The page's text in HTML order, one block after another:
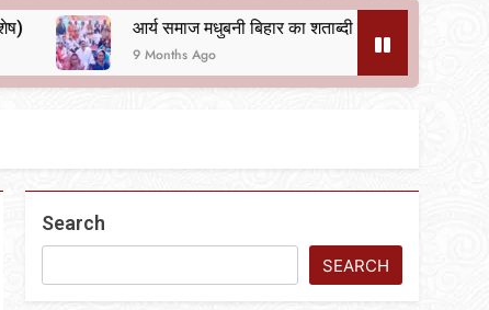
आर्य समाज मधुबनी बिहार का शताब्दी समारोह
9 Months Ago
Search
SEARCH